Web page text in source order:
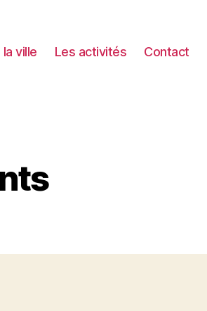
la ville Les activités Contact